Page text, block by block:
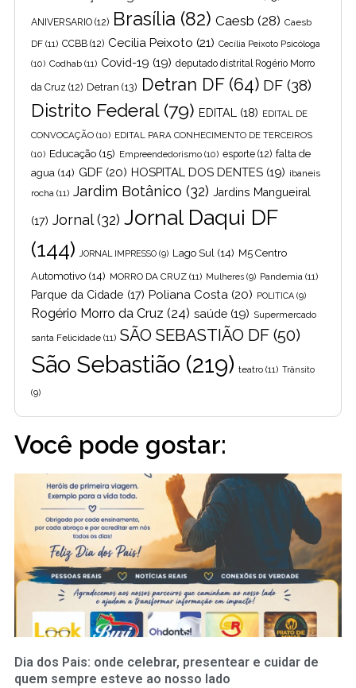
ANIVERSARIO (12) Brasília (82) Caesb (28) Caesb
DF (11) CCBB (12) Cecilia Peixoto (21) Cecília Peixoto Psicóloga
(10) Codhab (11) Covid-19 (19) deputado distrital Rogério Morro
da Cruz (12) Detran (13) Detran DF(64) DF (38)
Distrito Federal(79) EDITAL (18) EDITAL DE
CONVOCAÇÃO (10) EDITAL PARA CONHECIMENTO DE TERCEIROS
(10) Educação (15) Empreendedorismo (10) esporte (12) falta de
agua (14) GDF (20) HOSPITAL DOS DENTES (19) ibaneis
rocha (11) Jardim Botânico (32) Jardins Mangueiral
(17) Jornal(32) Jornal Daqui DF
(144)
JORNAL IMPRESSO (9) Lago Sul (14) M5 Centro
Automotivo (14) MORRO DA CRUZ (11) Mulheres (9) Pandemia (11)
Parque da Cidade (17) Poliana Costa (20) POLITICA (9)
Rogério Morro da Cruz (24) saúde (19) Supermercado
santa Felicidade (11) SÃO SEBASTIÃO DF (50)
São Sebastião (219) teatro (11) Trânsito
(9)
Você pode gostar:
Dia dos Pais: onde celebrar, presentear e cuidar de
quem sempre esteve ao nosso lado